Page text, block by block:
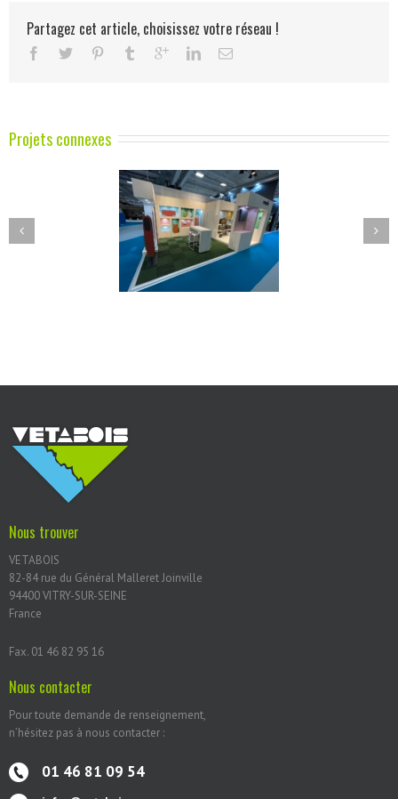
Partagez cet article, choisissez votre réseau !
Projets connexes
AXE PROMOTION
Nous trouver
VETABOIS
82-84 rue du Général Malleret Joinville
94400 VITRY-SUR-SEINE
France
Fax. 01 46 82 95 16
Nous contacter
Pour toute demande de renseignement,
n’hésitez pas à nous contacter :
01 46 81 09 54